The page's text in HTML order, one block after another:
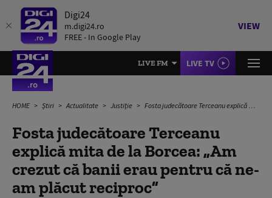
Digi24
m.digi24.ro
FREE - In Google Play
VIEW
LIVE FM LIVE TV
HOME Știri Actualitate Justiție Fosta judecătoare Terceanu explică mita de la Borcea: „Am crezut că banii erau pentru că ne-am plăcut reciproc”
Fosta judecătoare Terceanu
explică mita de la Borcea: „Am
crezut că banii erau pentru că ne-
am plăcut reciproc”